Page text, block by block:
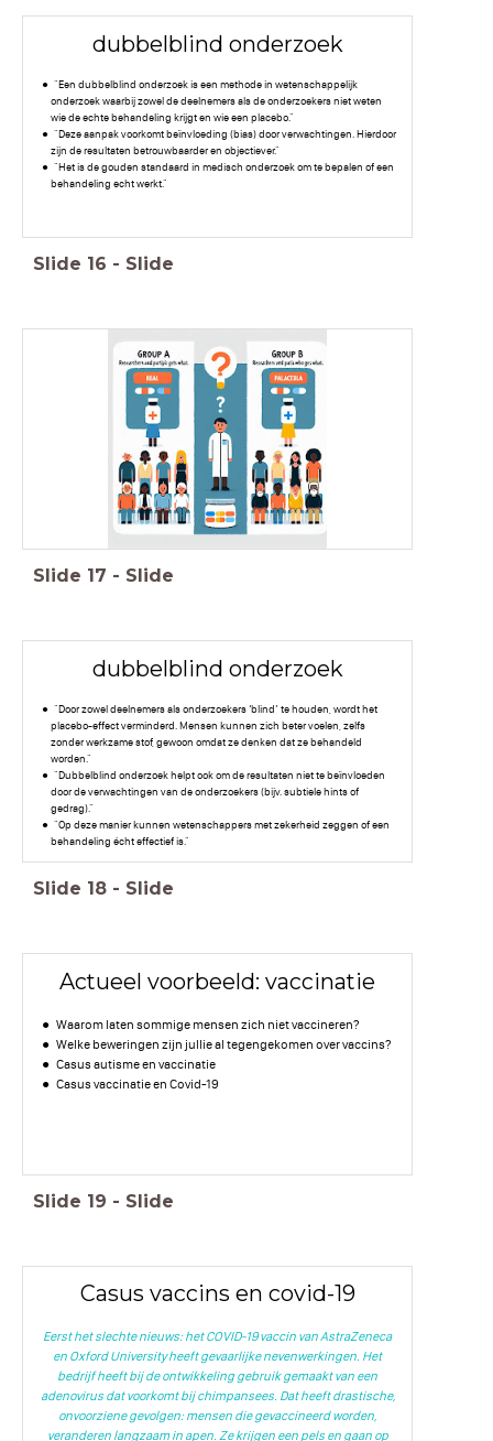
dubbelblind onderzoek
"Een dubbelblind onderzoek is een methode in wetenschappelijk
onderzoek waarbij zowel de deelnemers als de onderzoekers niet weten
wie de echte behandeling krijgt en wie een placebo."
"Deze aanpak voorkomt beïnvloeding (bias) door verwachtingen. Hierdoor
zijn de resultaten betrouwbaarder en objectiever."
"Het is de gouden standaard in medisch onderzoek om te bepalen of een
behandeling echt werkt."
Slide 16 - Slide
Slide 17 - Slide
dubbelblind onderzoek
"Door zowel deelnemers als onderzoekers ‘blind’ te houden, wordt het
placebo-effect verminderd. Mensen kunnen zich beter voelen, zelfs
zonder werkzame stof, gewoon omdat ze denken dat ze behandeld
worden."
"Dubbelblind onderzoek helpt ook om de resultaten niet te beïnvloeden
door de verwachtingen van de onderzoekers (bijv. subtiele hints of
gedrag)."
"Op deze manier kunnen wetenschappers met zekerheid zeggen of een
behandeling écht effectief is."
Slide 18 - Slide
Actueel voorbeeld: vaccinatie
Waarom laten sommige mensen zich niet vaccineren?
Welke beweringen zijn jullie al tegengekomen over vaccins?
Casus autisme en vaccinatie
Casus vaccinatie en Covid-19
Slide 19 - Slide
Casus vaccins en covid-19
Eerst het slechte nieuws: het COVID-19 vaccin van AstraZeneca
en Oxford University heeft gevaarlijke nevenwerkingen. Het
bedrijf heeft bij de ontwikkeling gebruik gemaakt van een
adenovirus dat voorkomt bij chimpansees. Dat heeft drastische,
onvoorziene gevolgen: mensen die gevaccineerd worden,
veranderen langzaam in apen. Ze krijgen een pels en gaan op